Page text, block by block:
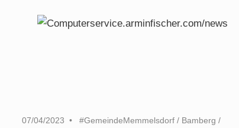
07/04/2023 #GemeindeMemmelsdorf / Bamberg /